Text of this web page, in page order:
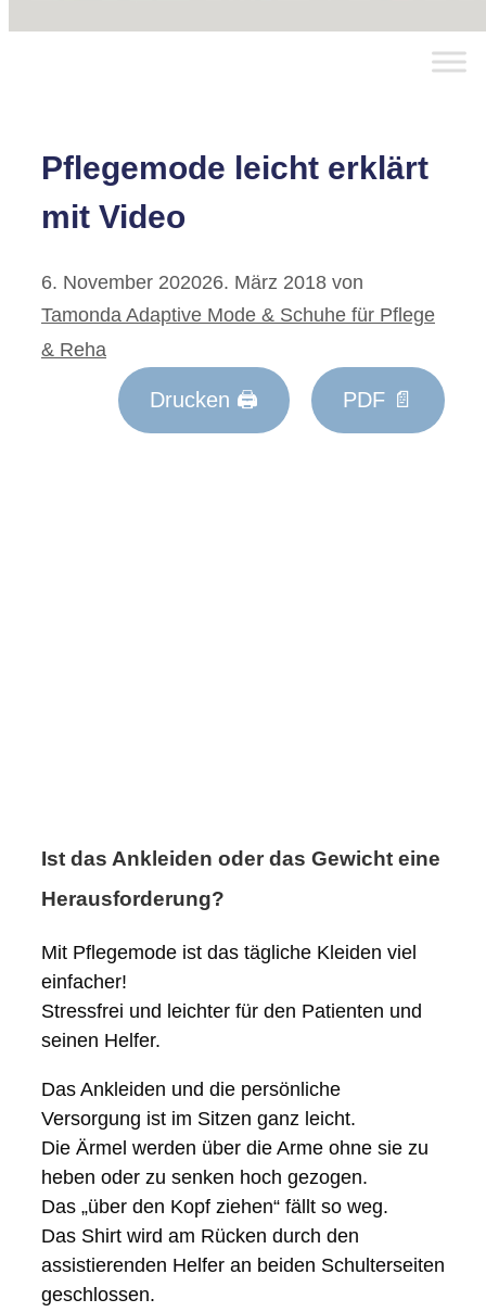
Pflegemode leicht erklärt
mit Video
6. November 202026. März 2018 von
Tamonda Adaptive Mode & Schuhe für Pflege
& Reha
Drucken 🖨 PDF 📄
Ist das Ankleiden oder das Gewicht eine
Herausforderung?
Mit Pflegemode ist das tägliche Kleiden viel
einfacher!
Stressfrei und leichter für den Patienten und
seinen Helfer.
Das Ankleiden und die persönliche
Versorgung ist im Sitzen ganz leicht.
Die Ärmel werden über die Arme ohne sie zu
heben oder zu senken hoch gezogen.
Das „über den Kopf ziehen“ fällt so weg.
Das Shirt wird am Rücken durch den
assistierenden Helfer an beiden Schulterseiten
geschlossen.